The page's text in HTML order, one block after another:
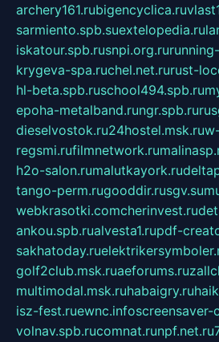
archery161.rubigencyclica.ru
sarmiento.spb.suextelopedia.ru
iskatour.spb.rusnpi.org.ru
krygeva-spa.ruchel.net.rurust-
hl-beta.spb.ruschool494.spb.ru
epoha-metalband.rungr.spb.ru
dieselvostok.ru24hostel.msk.ru
regsmi.rufilmnetwork.ru
h2o-salon.rumalutkayork.ru
tango-perm.rugooddir.rusgv.su
webkrasotki.comcherinvest.ru
ankou.spb.rualvesta1.rupdf-
sakhatoday.ru
golf2club.msk.ruaeforums.ru
multimodal.msk.ruhabaigry.ru
isz-fest.ruewnc.infoscreensaver-
volnav.spb.rucomnat.runpf.net.ru